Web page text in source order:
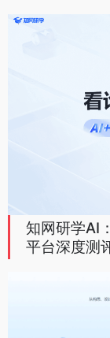
知网研学AI
平台深度测